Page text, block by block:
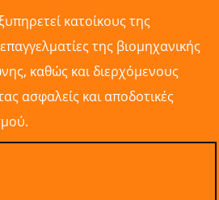
κατοίκους της
της βιομηχανικής
καθώς και διερχόμενους
ασφαλείς και αποδοτικές